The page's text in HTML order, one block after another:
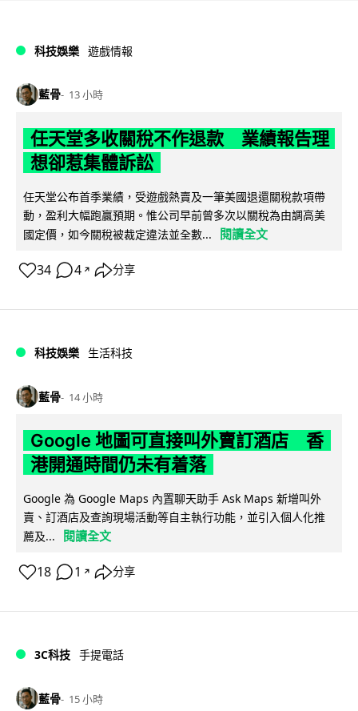
科技娛樂 遊戲情報
藍骨 13 小時
任天堂多收關稅不作退款 業績報告理
想卻惹集體訴訟
任天堂公布首季業績，受遊戲熱賣及一筆美國退還關稅款項帶
動，盈利大幅跑贏預期。惟公司早前曾多次以關稅為由調高美
國定價，如今關稅被裁定違法並全數...
閱讀全文
34 4 ↗ 分享
科技娛樂 生活科技
藍骨 14 小時
Google 地圖可直接叫外賣訂酒店 香
港開通時間仍未有着落
Google 為 Google Maps 內置聊天助手 Ask Maps 新增叫外
賣、訂酒店及查詢現場活動等自主執行功能，並引入個人化推
薦及...
閱讀全文
18 1 ↗ 分享
3C科技 手提電話
藍骨 15 小時